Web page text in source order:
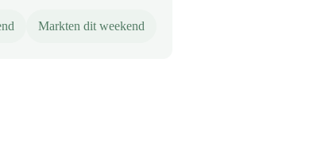
Markten dit weekend